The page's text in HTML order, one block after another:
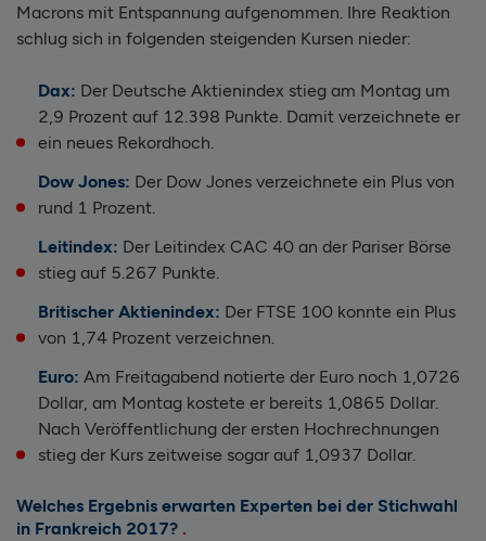
Macrons mit Entspannung aufgenommen. Ihre Reaktion
schlug sich in folgenden steigenden Kursen nieder:
Dax: Der Deutsche Aktienindex stieg am Montag um
2,9 Prozent auf 12.398 Punkte. Damit verzeichnete er
ein neues Rekordhoch.
Dow Jones: Der Dow Jones verzeichnete ein Plus von
rund 1 Prozent.
Leitindex: Der Leitindex CAC 40 an der Pariser Börse
stieg auf 5.267 Punkte.
Britischer Aktienindex: Der FTSE 100 konnte ein Plus
von 1,74 Prozent verzeichnen.
Euro: Am Freitagabend notierte der Euro noch 1,0726
Dollar, am Montag kostete er bereits 1,0865 Dollar.
Nach Veröffentlichung der ersten Hochrechnungen
stieg der Kurs zeitweise sogar auf 1,0937 Dollar.
Welches Ergebnis erwarten Experten bei der Stichwahl
in Frankreich 2017?